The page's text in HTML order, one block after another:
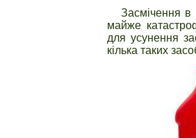
Засмічення в
майже
для усунення
кілька таких